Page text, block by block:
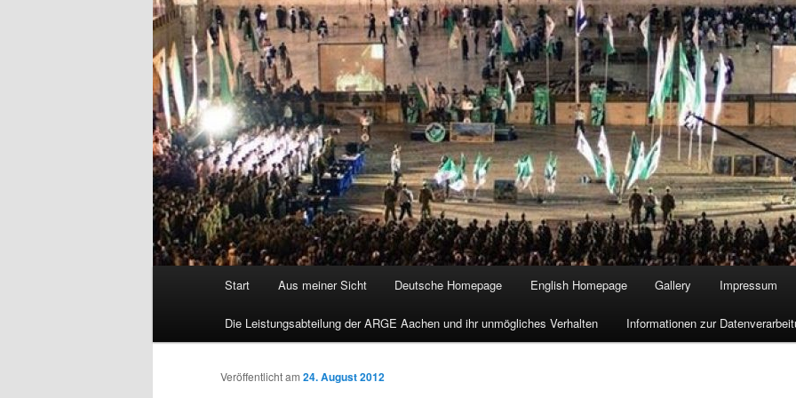
Start Aus meiner Sicht Deutsche Homepage English Homepage Gallery Impressum
Die Leistungsabteilung der ARGE Aachen und ihr unmögliches Verhalten Informationen zur
Veröffentlicht am 24. August 2012